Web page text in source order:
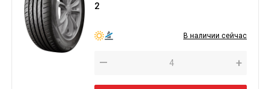
2
В наличии сейчас
— +